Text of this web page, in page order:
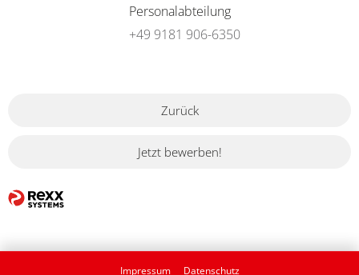
Personalabteilung
+49 9181 906-6350
Zurück
Jetzt bewerben!
Impressum Datenschutz